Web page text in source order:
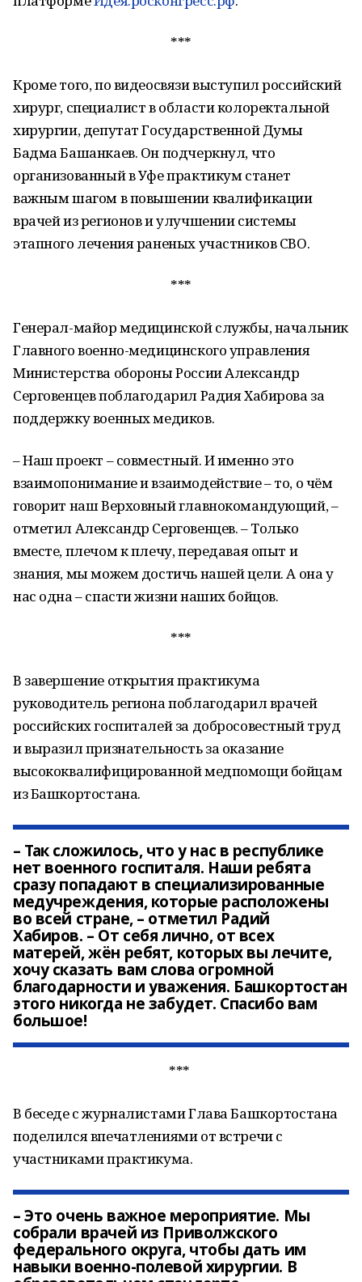
***
Кроме того, по видеосвязи выступил российский
хирург, специалист в области колоректальной
хирургии, депутат Государственной Думы
Бадма Башанкаев. Он подчеркнул, что
организованный в Уфе практикум станет
важным шагом в повышении квалификации
врачей из регионов и улучшении системы
этапного лечения раненых участников СВО.
***
Генерал-майор медицинской службы, начальник
Главного военно-медицинского управления
Министерства обороны России Александр
Серговенцев поблагодарил Радия Хабирова за
поддержку военных медиков.
– Наш проект – совместный. И именно это
взаимопонимание и взаимодействие – то, о чём
говорит наш Верховный главнокомандующий, –
отметил Александр Серговенцев. – Только
вместе, плечом к плечу, передавая опыт и
знания, мы можем достичь нашей цели. А она у
нас одна – спасти жизни наших бойцов.
***
В завершение открытия практикума
руководитель региона поблагодарил врачей
российских госпиталей за добросовестный труд
и выразил признательность за оказание
высококвалифицированной медпомощи бойцам
из Башкортостана.
– Так сложилось, что у нас в республике
нет военного госпиталя. Наши ребята
сразу попадают в специализированные
медучреждения, которые расположены
во всей стране, – отметил Радий
Хабиров. – От себя лично, от всех
матерей, жён ребят, которых вы лечите,
хочу сказать вам слова огромной
благодарности и уважения. Башкортостан
этого никогда не забудет. Спасибо вам
большое!
***
В беседе с журналистами Глава Башкортостана
поделился впечатлениями от встречи с
участниками практикума.
– Это очень важное мероприятие. Мы
собрали врачей из Приволжского
федерального округа, чтобы дать им
навыки военно-полевой хирургии. В